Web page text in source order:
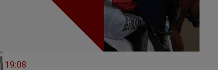
VERENIGD KONINKRIJK
4 meeting(s)
19:08